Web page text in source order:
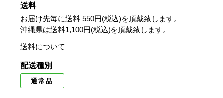
送料
お届け先毎に送料 550円(税込)を頂戴致します。
沖縄県は送料1,100円(税込)を頂戴致します。
送料について
配送種別
通常品